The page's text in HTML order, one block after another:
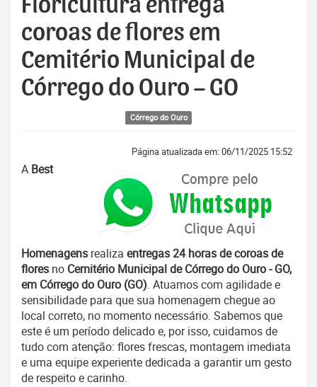
Floricultura entrega
coroas de flores em
Cemitério Municipal de
Córrego do Ouro – GO
Córrego do Ouro
Página atualizada em: 06/11/2025 15:52
A Best
Homenagens realiza entregas 24 horas de coroas de
flores no Cemitério Municipal de Córrego do Ouro - GO,
em Córrego do Ouro (GO). Atuamos com agilidade e
sensibilidade para que sua homenagem chegue ao
local correto, no momento necessário. Sabemos que
este é um período delicado e, por isso, cuidamos de
tudo com atenção: flores frescas, montagem imediata
e uma equipe experiente dedicada a garantir um gesto
de respeito e carinho.